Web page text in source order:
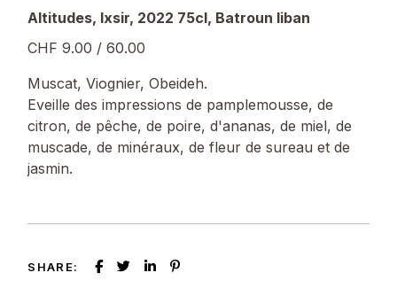
Altitudes, Ixsir, 2022 75cl, Batroun liban
CHF 9.00 / 60.00
Muscat, Viognier, Obeideh.
Eveille des impressions de pamplemousse, de
citron, de pêche, de poire, d'ananas, de miel, de
muscade, de minéraux, de fleur de sureau et de
jasmin.
SHARE: